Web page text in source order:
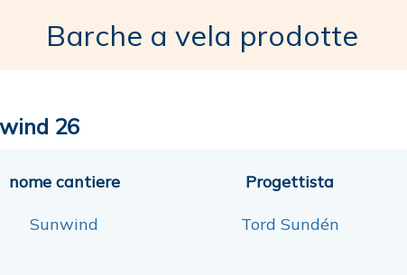
Barche a vela prodotte
26
nome cantiere
Sunwind
Progettista
Tord Sundén